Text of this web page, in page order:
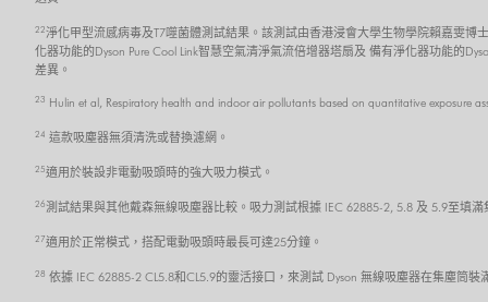
22淨化甲型流感病毒及T7噬菌體測試結果。該測試由香港浸會大學生物學院賴嘉雯
化器功能的Dyson Pure Cool Link智慧空氣清淨氣流倍增器塔扇及 備有淨化器功能的
差異。
23 Hulin et al, Respiratory health and indoor air pollutants based on quantitative exposure
24 這款吸塵器無須清洗或替換濾網。
25適用於裝設非電動吸頭時的強大吸力模式。
26 測試結果與其他戴森無線吸塵器比較。吸力測試根據 IEC 62885-2, 5.8 及 5.9至填
27適用於正常模式，搭配電動吸頭時最長可達25分鐘。
28 依據 IEC 62885-2 CL5.8和CL5.9的靈活接口，來測試 Dyson 無線吸塵器在集塵筒